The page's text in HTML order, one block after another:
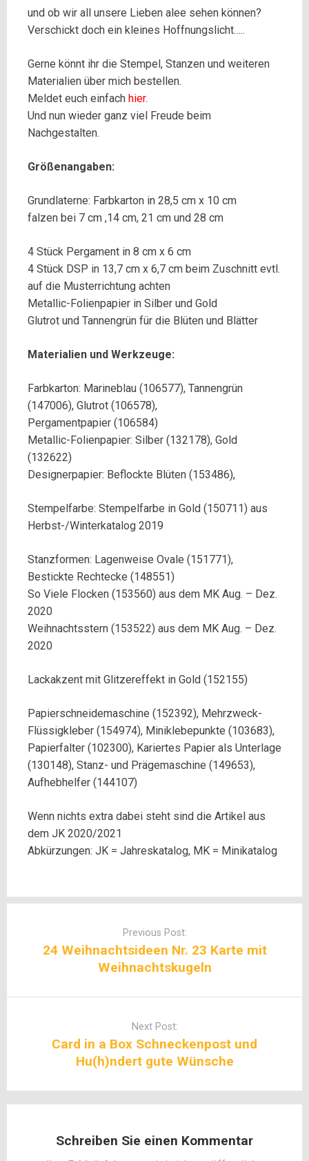
und ob wir all unsere Lieben alee sehen können?
Verschickt doch ein kleines Hoffnungslicht…..
Gerne könnt ihr die Stempel, Stanzen und weiteren
Materialien über mich bestellen.
Meldet euch einfach hier.
Und nun wieder ganz viel Freude beim
Nachgestalten.
Größenangaben:
Grundlaterne: Farbkarton in 28,5 cm x 10 cm
falzen bei 7 cm ,14 cm, 21 cm und 28 cm
4 Stück Pergament in 8 cm x 6 cm
4 Stück DSP in 13,7 cm x 6,7 cm beim Zuschnitt evtl.
auf die Musterrichtung achten
Metallic-Folienpapier in Silber und Gold
Glutrot und Tannengrün für die Blüten und Blätter
Materialien und Werkzeuge:
Farbkarton: Marineblau (106577), Tannengrün
(147006), Glutrot (106578),
Pergamentpapier (106584)
Metallic-Folienpapier: Silber (132178), Gold
(132622)
Designerpapier: Beflockte Blüten (153486),
Stempelfarbe: Stempelfarbe in Gold (150711) aus
Herbst-/Winterkatalog 2019
Stanzformen: Lagenweise Ovale (151771),
Bestickte Rechtecke (148551)
So Viele Flocken (153560) aus dem MK Aug. – Dez.
2020
Weihnachtsstern (153522) aus dem MK Aug. – Dez.
2020
Lackakzent mit Glitzereffekt in Gold (152155)
Papierschneidemaschine (152392), Mehrzweck-
Flüssigkleber (154974), Miniklebepunkte (103683),
Papierfalter (102300), Kariertes Papier als Unterlage
(130148), Stanz- und Prägemaschine (149653),
Aufhebhelfer (144107)
Wenn nichts extra dabei steht sind die Artikel aus
dem JK 2020/2021
Abkürzungen: JK = Jahreskatalog, MK = Minikatalog
Previous Post:
24 Weihnachtsideen Nr. 23 Karte mit
Weihnachtskugeln
Next Post:
Card in a Box Schneckenpost und
Hu(h)ndert gute Wünsche
Schreiben Sie einen Kommentar